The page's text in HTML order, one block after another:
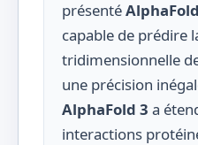
présenté
capable de prédire
tridimensionnelle
une précision
AlphaFold 3 a
interactions